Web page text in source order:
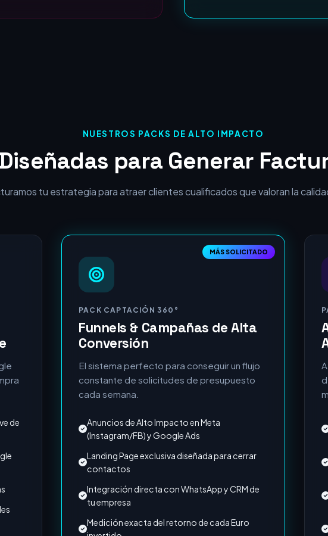
ROI Garantizado:
NUESTROS PACKS DE ALTO IMPACTO
para Generar
de
PACK CAPTACIÓN 360°
Funnels & Campañas de Alta
Conversión
El sistema perfecto para conseguir un flujo
cada semana.
Anuncios de Alto Impacto en Meta
(Instagram/FB) y Google Ads
Landing Page exclusiva diseñada para cerrar
contactos
Integración directa con WhatsApp y CRM de